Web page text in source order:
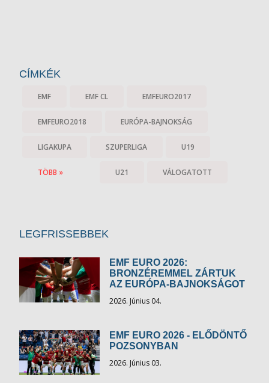
CÍMKÉK
EMF EMF CL EMFEURO2017
EMFEURO2018 EURÓPA-BAJNOKSÁG
LIGAKUPA SZUPERLIGA U19
U21 VÁLOGATOTT
TÖBB »
LEGFRISSEBBEK
EMF EURO 2026:
BRONZÉREMMEL ZÁRTUK
AZ EURÓPA-BAJNOKSÁGOT
2026. Június 04.
EMF EURO 2026 - ELŐDÖNTŐ
POZSONYBAN
2026. Június 03.